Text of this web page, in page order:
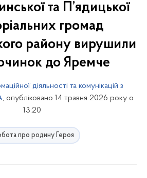
та П’ядицької
громад
району вирушили
до Яремче
діяльності та комунікацій з
, опубліковано 14 травня 2026 року о
13:20
про родину Героя